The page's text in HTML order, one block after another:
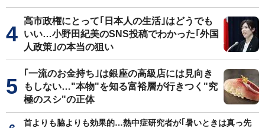
高市政権にとって｢日本人の生活｣はどうでも
いい…小野田紀美のSNS投稿でわかった｢外国
人政策｣の本当の狙い
｢一流のお金持ち｣は銀座の高級店には見向き
もしない…"本物"を知る富裕層が行きつく"究
極のスシ"の正体
首よりも脇よりも効果的…熱中症研究者が｢暑いときは真っ先